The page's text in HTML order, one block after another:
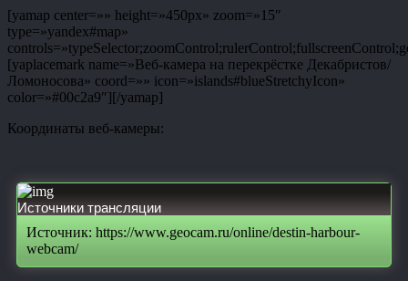
[yamap center=»» height=»450px» zoom=»15″
type=»yandex#map»
[yaplacemark name=»Веб-камера на перекрёстке Декабристов/
Ломоносова» coord=»» icon=»islands#blueStretchyIcon»
color=»#00c2a9″][/yamap]
Координаты веб-камеры:
Источники трансляции
Источник: https://www.geocam.ru/online/destin-harbour-
webcam/